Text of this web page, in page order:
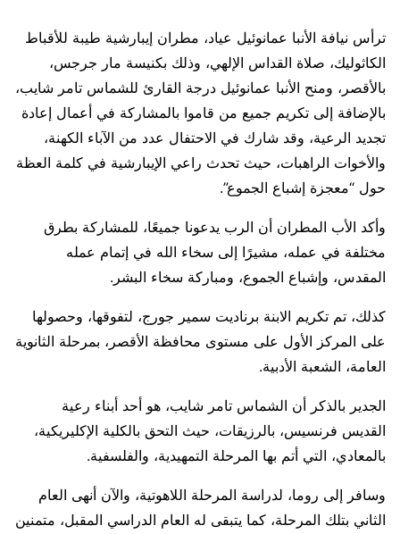
ترأس نيافة الأنبا عمانوئيل عياد، مطران إيبارشية طيبة للأقباط
الكاثوليك، صلاة القداس الإلهي، وذلك بكنيسة مار جرجس،
بالأقصر، ومنح الأنبا عمانوئيل درجة القارئ للشماس تامر شايب،
بالإضافة إلى تكريم جميع من قاموا بالمشاركة في أعمال إعادة
تجديد الرعية، وقد شارك في الاحتفال عدد من الآباء الكهنة،
والأخوات الراهبات، حيث تحدث راعي الإيبارشية في كلمة العظة
حول “معجزة إشباع الجموع”.
وأكد الأب المطران أن الرب يدعونا جميعًا، للمشاركة بطرق
مختلفة في عمله، مشيرًا إلى سخاء الله في إتمام عمله
المقدس، وإشباع الجموع، ومباركة سخاء البشر.
كذلك، تم تكريم الابنة برناديت سمير جورج، لتفوقها، وحصولها
على المركز الأول على مستوى محافظة الأقصر، بمرحلة الثانوية
العامة، الشعبة الأدبية.
الجدير بالذكر أن الشماس تامر شايب، هو أحد أبناء رعية
القديس فرنسيس، بالرزيقات، حيث التحق بالكلية الإكليريكية،
بالمعادي، التي أتم بها المرحلة التمهيدية، والفلسفية.
وسافر إلى روما، لدراسة المرحلة اللاهوتية، والآن أنهى العام
الثاني بتلك المرحلة، كما يتبقى له العام الدراسي المقبل، متمنين